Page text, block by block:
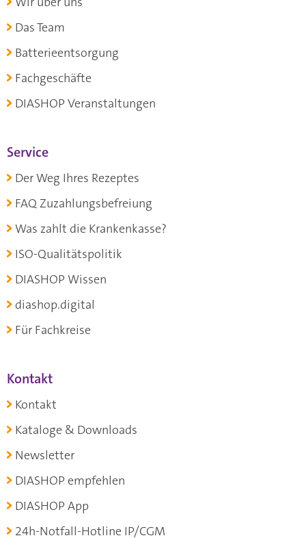
Das Team
Batterieentsorgung
Fachgeschäfte
DIASHOP Veranstaltungen
Service
Der Weg Ihres Rezeptes
FAQ Zuzahlungsbefreiung
Was zahlt die Krankenkasse?
ISO-Qualitätspolitik
DIASHOP Wissen
diashop.digital
Für Fachkreise
Kontakt
Kontakt
Kataloge & Downloads
Newsletter
DIASHOP empfehlen
DIASHOP App
24h-Notfall-Hotline IP/CGM